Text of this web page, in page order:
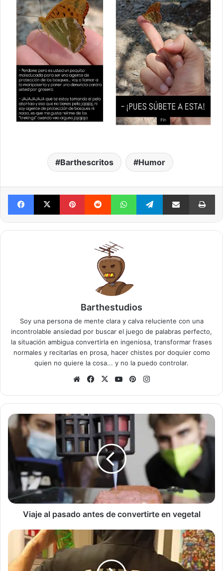
Barthescritos Humor
Facebook
X PinterestReddit WhatsAppTelegramCompartir vía mail
Barthestudios
Soy una persona de mente clara y calva reluciente con una
incontrolable ansiedad por buscar el juego de palabras perfecto,
la situación ambigua convertirla en ingeniosa, transformar frases
normales y recitarlas en prosa, hacer chistes por doquier como
quien no quiere la cosa... y no la puedo controlar.
Sitio
Facebook
X YouTubePinterest
Viaje
al
pasado
de
convertirte
vegetal
Viaje al pasado antes de convertirte en vegetal
Feliz
Grinch